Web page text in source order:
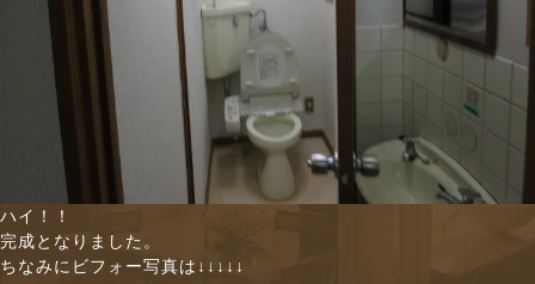
ハイ！！
完成となりました。
ちなみにビフォー写真は↓↓↓↓↓